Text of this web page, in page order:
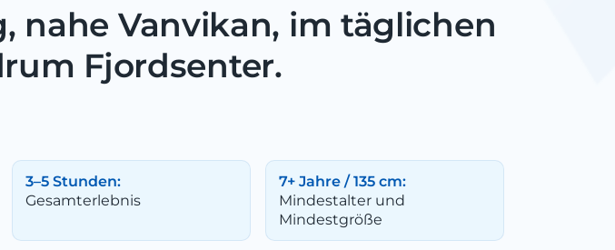
nahe Vanvikan, im täglichen
Fjordsenter.
3–5 Stunden:
Gesamterlebnis
7+ Jahre / 135 cm:
Mindestalter und
Mindestgröße